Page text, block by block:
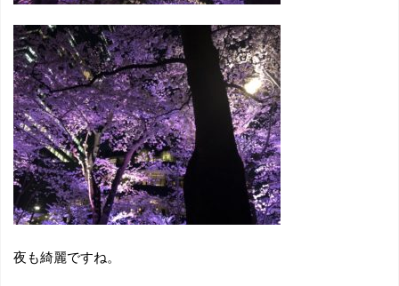
夜も綺麗ですね。